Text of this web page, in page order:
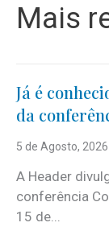
Mais
Já é
da
5 de Agosto, 2026
A Header
conferência
15 de...